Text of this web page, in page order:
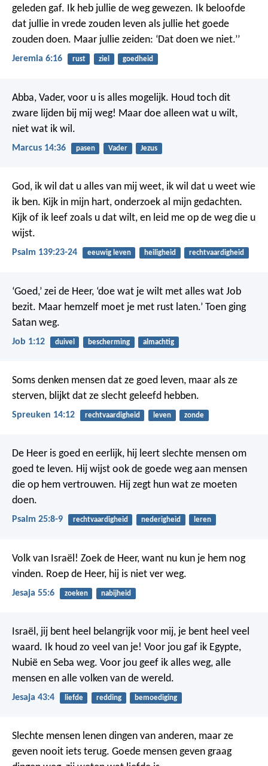
geleden gaf. Ik heb jullie de weg gewezen. Ik beloofde
dat jullie in vrede zouden leven als jullie het goede
zouden doen. Maar jullie zeiden: ‘Dat doen we niet.’’
Jeremia 6:16 rust ziel goedheid
Abba, Vader, voor u is alles mogelijk. Houd toch dit
zware lijden bij mij weg! Maar doe alleen wat u wilt,
niet wat ik wil.
Marcus 14:36 pasen Vader Jezus
God, ik wil dat u alles van mij weet, ik wil dat u weet wie
ik ben. Kijk in mijn hart, onderzoek al mijn gedachten.
Kijk of ik leef zoals u dat wilt, en leid me op de weg die u
wijst.
Psalm 139:23-24 eeuwig leven heiligheid rechtvaardigheid
‘Goed,’ zei de Heer, ‘doe wat je wilt met alles wat Job
bezit. Maar hemzelf moet je met rust laten.’ Toen ging
Satan weg.
Job 1:12 duivel bescherming almachtig
Soms denken mensen dat ze goed leven, maar als ze
sterven, blijkt dat ze slecht geleefd hebben.
Spreuken 14:12 rechtvaardigheid leven zonde
De Heer is goed en eerlijk, hij leert slechte mensen om
goed te leven. Hij wijst ook de goede wegaan mensen
die op hem vertrouwen. Hij zegt hun wat ze moeten
doen.
Psalm 25:8-9 rechtvaardigheid nederigheid leren
Volk van Israël! Zoek de Heer, want nu kun je hem nog
vinden. Roep de Heer, hij is niet ver weg.
Jesaja 55:6 zoeken nabijheid
Israël, jij bent heel belangrijk voor mij, je bent heel veel
waard. Ik houd zo veel van je! Voor jou gaf ik Egypte,
Nubië en Seba weg. Voor jou geef ik alles weg, alle
mensen en alle volken van de wereld.
Jesaja 43:4 liefde redding bemoediging
Slechte mensen lenen dingen van anderen, maar ze
geven nooit iets terug. Goede mensen geven graag